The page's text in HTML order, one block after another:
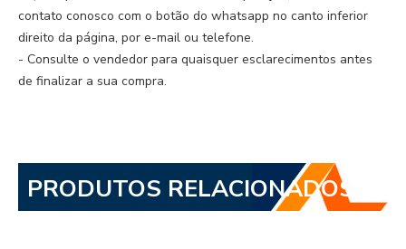
contato conosco com o botão do whatsapp no canto inferior
direito da página, por e-mail ou telefone.
- Consulte o vendedor para quaisquer esclarecimentos antes
de finalizar a sua compra.
PRODUTOS RELACIONADOS